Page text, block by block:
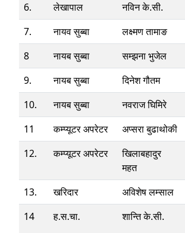
6.
लेखापाल नविन के.सी.
7.
नायव सुब्बा लक्ष्मण तामाङ
8
नायब सुब्बा सम्झना भुजेल
9.
नायब सुब्बा दिनेश गौतम
10.
नायब सुब्बा नवराज घिमिरे
11
कम्प्यूटर अपरेटर अप्सरा बुढाथोकी
12.
कम्प्यूटर अपरेटर
खिलाबहादुर
महत
13. खरिदार अविशेष लम्साल
14
ह.स.चा. शान्ति के.सी.